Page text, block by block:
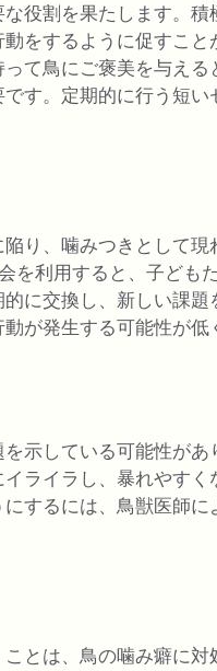
役割を果たします。積
をするように促すこと
て鳥にご褒美を与える
す。定期的に行う短い
り、噛みつきとして現
を利用すると、子ども
に交換し、新しい課
が発生する可能性が低
示している可能性が
ライラし、暴れやすく
するには、鳥獣医師
とは、鳥の噛み癖に対